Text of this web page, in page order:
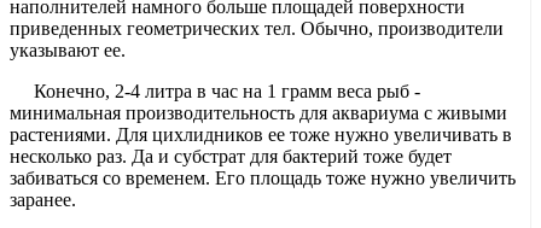
наполнителей намного больше площадей поверхности
приведенных геометрических тел. Обычно, производители
указывают ее.
Конечно, 2-4 литра в час на 1 грамм веса рыб -
минимальная производительность для аквариума с живыми
растениями. Для цихлидников ее тоже нужно увеличивать в
несколько раз. Да и субстрат для бактерий тоже будет
забиваться со временем. Его площадь тоже нужно увеличить
заранее.